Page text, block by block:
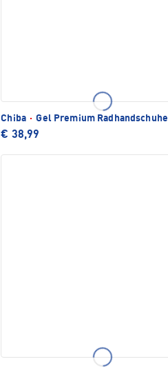
Chiba · Gel Premium Radhandschuhe
€ 38,99